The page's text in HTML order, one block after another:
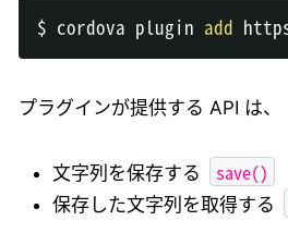
$ cordova plugin add
プラグインが提供する API は、
文字列を保存する save()
保存した文字列を取得する